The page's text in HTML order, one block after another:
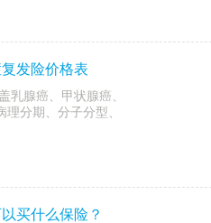
发险价格表
乳腺癌、甲状腺癌、
分期、分子分型、
买什么保险？